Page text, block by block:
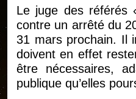
Le juge des référés
contre un arrêté du
31 mars prochain. Il
doivent en effet
être nécessaires,
publique qu’elles